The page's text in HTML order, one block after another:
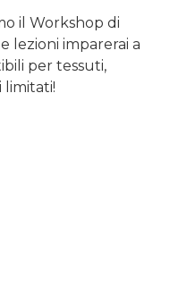
il Workshop di
lezioni imparerai a
per tessuti,
limitati!